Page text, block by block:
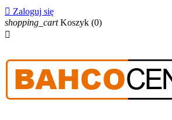
 Zaloguj się
shopping_cart Koszyk (0)
